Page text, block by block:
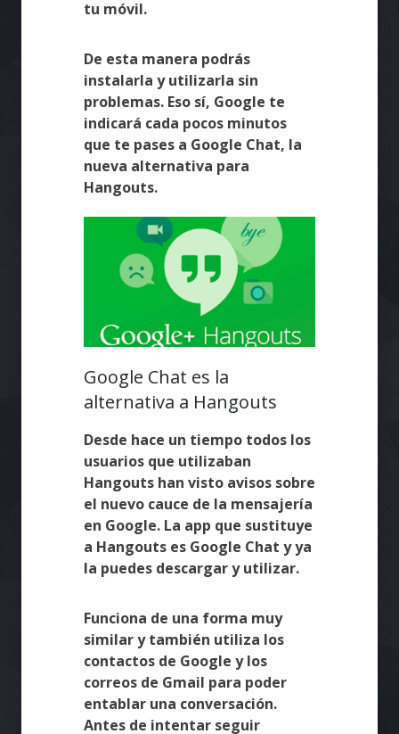
tu móvil.
De esta manera podrás
instalarla y utilizarla sin
problemas. Eso sí, Google te
indicará cada pocos minutos
que te pases a Google Chat, la
nueva alternativa para
Hangouts.
Google Chat es la
alternativa a Hangouts
Desde hace un tiempo todos los
usuarios que utilizaban
Hangouts han visto avisos sobre
el nuevo cauce de la mensajería
en Google. La app que sustituye
a Hangouts es Google Chat y ya
la puedes descargar y utilizar.
Funciona de una forma muy
similar y también utiliza los
contactos de Google y los
correos de Gmail para poder
entablar una conversación.
Antes de intentar seguir